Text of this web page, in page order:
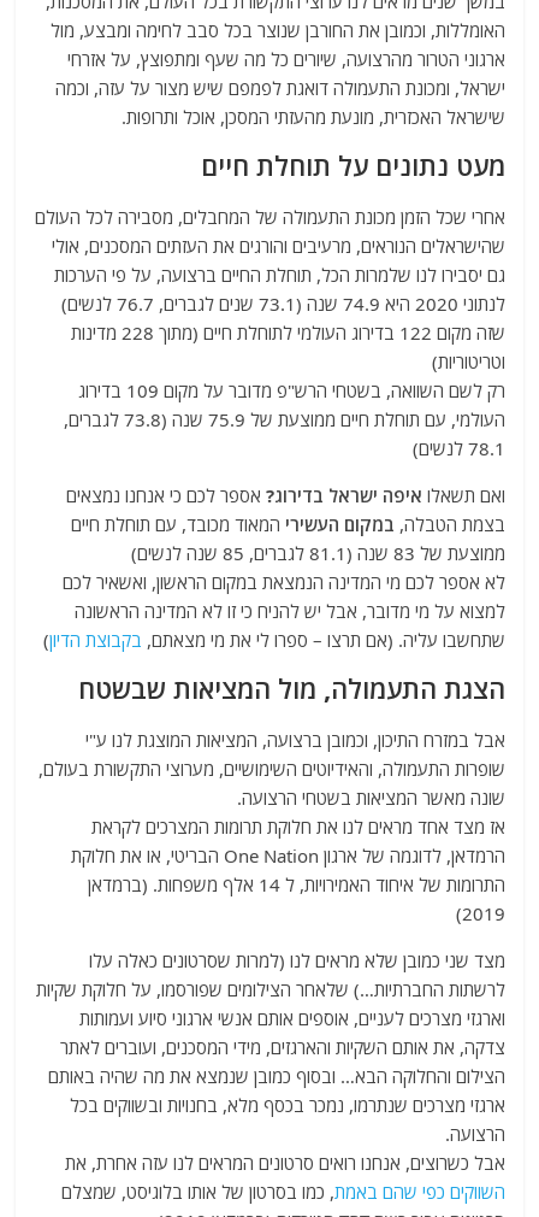
האומללות, וכמובן את החורבן שנוצר בכל סבב לחימה ומבצע, מול
ארגוני הטרור מהרצועה, שיורים כל מה שעף ומתפוצץ, על אזרחי
ישראל, ומכונת התעמולה דואגת לפמפם שיש מצור על עזה, וכמה
שישראל האכזרית, מונעת מהעזתי המסכן, אוכל ותרופות.
מעט נתונים על תוחלת חיים
אחרי שכל הזמן מכונת התעמולה של המחבלים, מסבירה לכל העולם
שהישראלים הנוראים, מרעיבים והורגים את העזתים המסכנים, אולי
גם יסבירו לנו שלמרות הכל, תוחלת החיים ברצועה, על פי הערכות
לנתוני 2020 היא 74.9 שנה (73.1 שנים לגברים, 76.7 לנשים)
שזה מקום 122 בדירוג העולמי לתוחלת חיים (מתוך 228 מדינות
וטריטוריות)
רק לשם השוואה, בשטחי הרש"פ מדובר על מקום 109 בדירוג
העולמי, עם תוחלת חיים ממוצעת של 75.9 שנה (73.8 לגברים,
78.1 לנשים)
ואם תשאלו איפה ישראל בדירוג? אספר לכם כי אנחנו נמצאים
בצמת הטבלה, במקום העשירי המאוד מכובד, עם תוחלת חיים
ממוצעת של 83 שנה (81.1 לגברים, 85 שנה לנשים)
לא אספר לכם מי המדינה הנמצאת במקום הראשון, ואשאיר לכם
למצוא על מי מדובר, אבל יש להניח כי זו לא המדינה הראשונה
שתחשבו עליה. (אם תרצו – ספרו לי את מי מצאתם, בקבוצת הדיון)
הצגת התעמולה, מול המציאות שבשטח
אבל במזרח התיכון, וכמובן ברצועה, המציאות המוצגת לנו ע"י
שופרות התעמולה, והאידיוטים השימושיים, מערוצי התקשורת בעולם,
שונה מאשר המציאות בשטחי הרצועה.
אז מצד אחד מראים לנו את חלוקת תרומות המצרכים לקראת
הרמדאן, לדוגמה של ארגון One Nation הבריטי, או את חלוקת
התרומות של איחוד האמירויות, ל 14 אלף משפחות. (ברמדאן
2019)
מצד שני כמובן שלא מראים לנו (למרות שסרטונים כאלה עלו
לרשתות החברתיות…) שלאחר הצילומים שפורסמו, על חלוקת שקיות
וארגזי מצרכים לעניים, אוספים אותם אנשי ארגוני סיוע ועמותות
צדקה, את אותם השקיות והארגזים, מידי המסכנים, ועוברים לאתר
הצילום והחלוקה הבא… ובסוף כמובן שנמצא את מה שהיה באותם
ארגזי מצרכים שנתרמו, נמכר בכסף מלא, בחנויות ובשווקים בכל
הרצועה.
אבל כשרוצים, אנחנו רואים סרטונים המראים לנו עזה אחרת, את
השווקים כפי שהם באמת, כמו בסרטון של אותו בלוגיסט, שמצלם